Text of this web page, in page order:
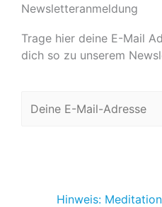
Newsletteranmeldung
Trage hier deine E-Mail
dich so zu unserem
Hinweis: